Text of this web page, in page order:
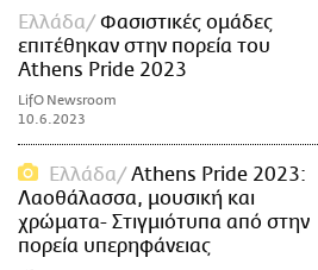
Ελλάδα
Φασιστικές ομάδες
επιτέθηκαν στην πορεία του
Athens Pride 2023
LifO Newsroom
10.6.2023
Ελλάδα
Athens Pride 2023:
Λαοθάλασσα, μουσική και
χρώματα- Στιγμιότυπα από στην
πορεία υπερηφάνειας